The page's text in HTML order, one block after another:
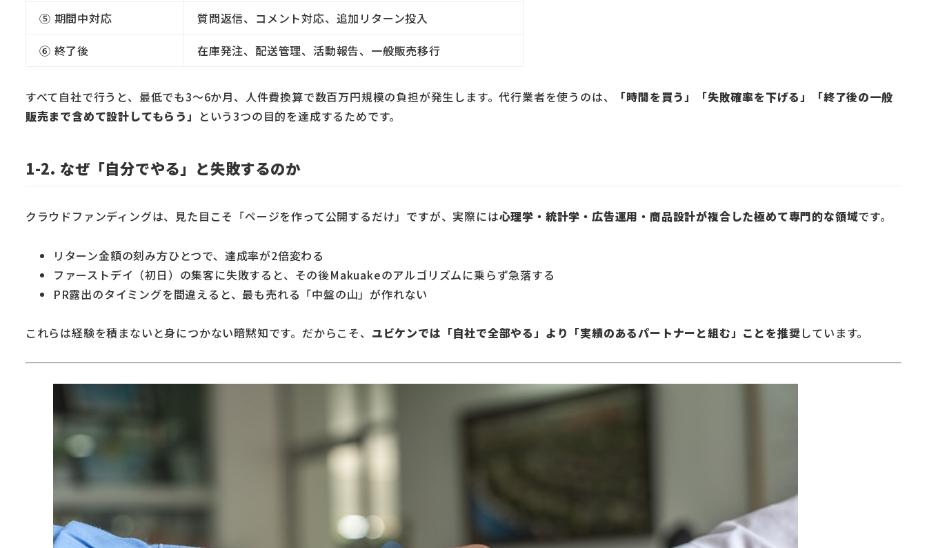
⑤ 期間中対応
質問返信、コメント対応、追加リターン投入
⑥ 終了後
在庫発注、配送管理、活動報告、一般販売移行
すべて自社で行うと、最低でも3〜6か月、人件費換算で数百万円規模の負担が発生します。代行業者を使うのは、
「時間を買う」「失敗確率を下げる」「終了後の一般
販売まで含めて設計してもらう」 という3つの目的を達成するためです。
1-2. なぜ「自分でやる」と失敗するのか
クラウドファンディングは、見た目こそ「ページを作って公開するだけ」ですが、実際には心理学・統計学・広告運用・商品設計が複合した極めて専門的な領域です。
リターン金額の刻み方ひとつで、達成率が2倍変わる
ファーストデイ（初日）の集客に失敗すると、その後Makuakeのアルゴリズムに乗らず急落する
PR露出のタイミングを間違えると、最も売れる「中盤の山」が作れない
これらは経験を積まないと身につかない暗黙知です。だからこそ、 ユビケンでは「自社で全部やる」より「実績のあるパートナーと組む」ことを推奨しています。